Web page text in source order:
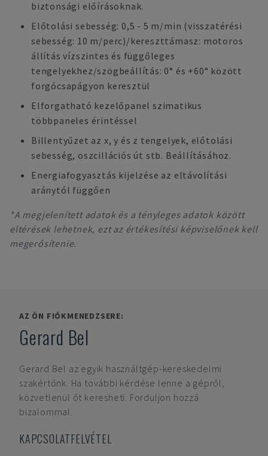
biztonsági előírásoknak.
Előtolási sebesség: 0,5 - 5 m/min (visszatérési
sebesség: 10 m/perc)/kereszttámasz: motoros
állítás vízszintes és függőleges
tengelyekhez/szögbeállítás: 0° és +60° között
forgócsapágyon keresztül
Elforgatható kezelőpanel szimatikus
többpaneles érintéssel
Billentyűzet az x, y és z tengelyek, előtolási
sebesség, oszcillációs út stb. Beállításához.
Energiafogyasztás kijelzése az eltávolítási
aránytól függően
*A megjelenített adatok és a tényleges adatok között
eltérések lehetnek, ezt az értékesítési képviselőnek kell
megerősítenie.
AZ ÖN FIÓKMENEDZSERE:
Gerard Bel
Gerard Bel az egyik használtgép-kereskedelmi
szakértőnk. Ha további kérdése lenne a gépről,
közvetlenül őt keresheti. Forduljon hozzá
bizalommal.
KAPCSOLATFELVÉTEL